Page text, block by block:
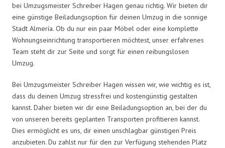
bei Umzugsmeister Schreiber Hagen genau richtig. Wir bieten dir
eine günstige Beiladungsoption für deinen Umzug in die sonnige
Stadt Almería. Ob du nur ein paar Möbel oder eine komplette
Wohnungseinrichtung transportieren möchtest, unser erfahrenes
Team steht dir zur Seite und sorgt für einen reibungslosen
Umzug.
Bei Umzugsmeister Schreiber Hagen wissen wir, wie wichtig es ist,
dass du deinen Umzug stressfrei und kostengünstig gestalten
kannst. Daher bieten wir dir eine Beiladungsoption an, bei der du
von unseren bereits geplanten Transporten profitieren kannst.
Dies ermöglicht es uns, dir einen unschlagbar günstigen Preis
anzubieten. Du zahlst nur für den zur Verfügung stehenden Platz